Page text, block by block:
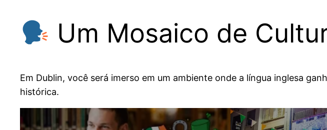
Um Mosaico de
Em Dublin, você será imerso em um ambiente onde a língua inglesa
histórica.